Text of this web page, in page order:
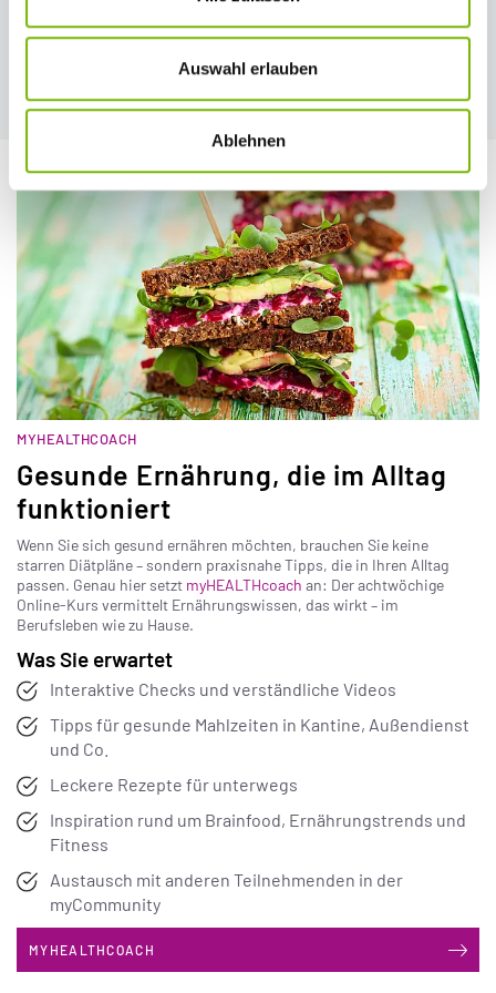
Auswahl erlauben
Ablehnen
ERNÄHRUNGSKURSE IN IHRER NÄHE FINDEN
MYHEALTHCOACH
Gesunde Ernährung, die im Alltag
funktioniert
Wenn Sie sich gesund ernähren möchten, brauchen Sie keine
starren Diätpläne – sondern praxisnahe Tipps, die in Ihren Alltag
passen. Genau hier setzt myHEALTHcoach an: Der achtwöchige
Online-Kurs vermittelt Ernährungswissen, das wirkt – im
Berufsleben wie zu Hause.
Was Sie erwartet
Interaktive Checks und verständliche Videos
Tipps für gesunde Mahlzeiten in Kantine, Außendienst
und Co.
Leckere Rezepte für unterwegs
Inspiration rund um Brainfood, Ernährungstrends und
Fitness
Austausch mit anderen Teilnehmenden in der
myCommunity
MYHEALTHCOACH